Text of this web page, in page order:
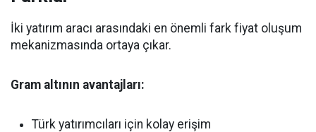
İki yatırım aracı arasındaki en önemli fark fiyat oluşum
mekanizmasında ortaya çıkar.
Gram altının avantajları:
Türk yatırımcıları için kolay erişim